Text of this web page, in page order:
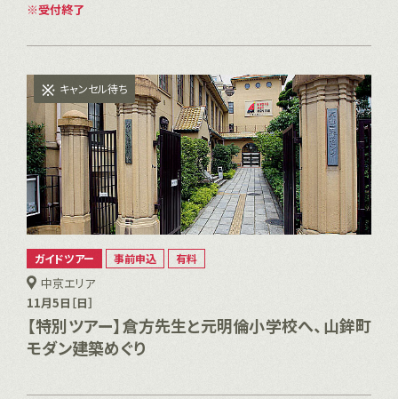
受付終了
キャンセル待ち
ガイドツアー 事前申込 有料
中京エリア
11月5日［日］
【特別ツアー】倉方先生と元明倫小学校へ、山鉾町
モダン建築めぐり